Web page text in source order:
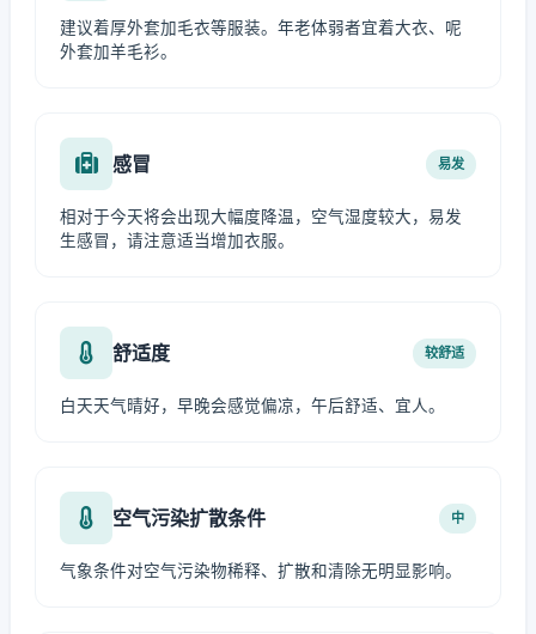
建议着厚外套加毛衣等服装。年老体弱者宜着大衣、呢
外套加羊毛衫。
感冒 易发
相对于今天将会出现大幅度降温，空气湿度较大，易发
生感冒，请注意适当增加衣服。
舒适度 较舒适
白天天气晴好，早晚会感觉偏凉，午后舒适、宜人。
空气污染扩散条件 中
气象条件对空气污染物稀释、扩散和清除无明显影响。